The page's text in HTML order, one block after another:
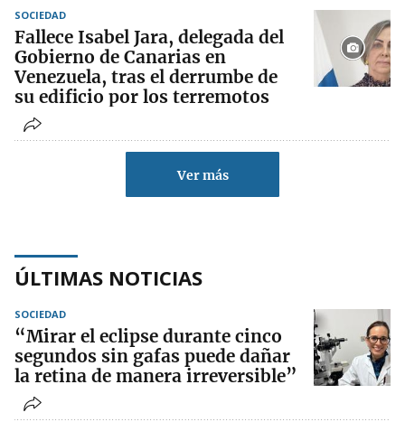
SOCIEDAD
Fallece Isabel Jara, delegada del
Gobierno de Canarias en
Venezuela, tras el derrumbe de
su edificio por los terremotos
Ver más
ÚLTIMAS NOTICIAS
SOCIEDAD
“Mirar el eclipse durante cinco
segundos sin gafas puede dañar
la retina de manera irreversible”